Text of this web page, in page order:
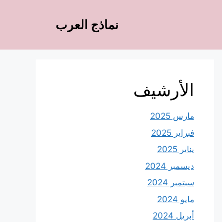
نماذج العرب
الأرشيف
مارس 2025
فبراير 2025
يناير 2025
ديسمبر 2024
سبتمبر 2024
مايو 2024
أبريل 2024